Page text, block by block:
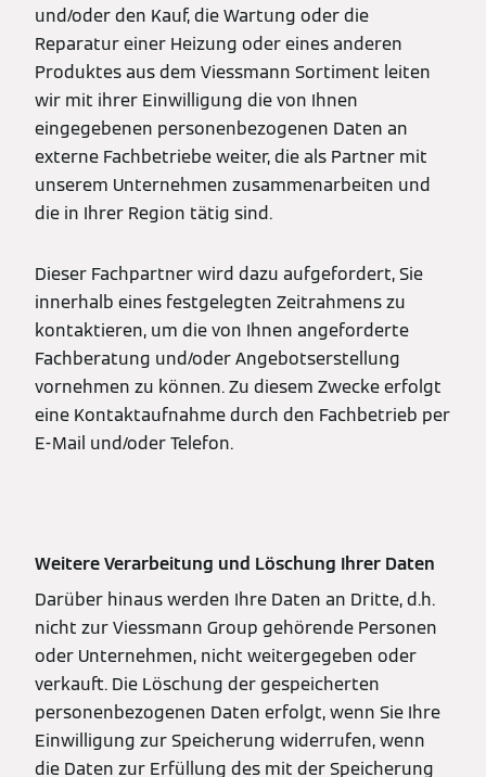
und/oder den Kauf, die Wartung oder die
Reparatur einer Heizung oder eines anderen
Produktes aus dem Viessmann Sortiment leiten
wir mit ihrer Einwilligung die von Ihnen
eingegebenen personenbezogenen Daten an
externe Fachbetriebe weiter, die als Partner mit
unserem Unternehmen zusammenarbeiten und
die in Ihrer Region tätig sind.
Dieser Fachpartner wird dazu aufgefordert, Sie
innerhalb eines festgelegten Zeitrahmens zu
kontaktieren, um die von Ihnen angeforderte
Fachberatung und/oder Angebotserstellung
vornehmen zu können. Zu diesem Zwecke erfolgt
eine Kontaktaufnahme durch den Fachbetrieb per
E-Mail und/oder Telefon.
Weitere Verarbeitung und Löschung Ihrer Daten
Darüber hinaus werden Ihre Daten an Dritte, d.h.
nicht zur Viessmann Group gehörende Personen
oder Unternehmen, nicht weitergegeben oder
verkauft. Die Löschung der gespeicherten
personenbezogenen Daten erfolgt, wenn Sie Ihre
Einwilligung zur Speicherung widerrufen, wenn
die Daten zur Erfüllung des mit der Speicherung